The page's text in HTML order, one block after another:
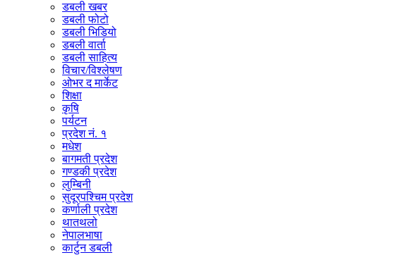
डबली खबर
डबली फोटो
डबली भिडियो
डबली वार्ता
डबली साहित्य
विचार/विश्‍लेषण
ओभर द मार्केट
शिक्षा
कृषि
पर्यटन
प्रदेश नं. १
मधेश
बागमती प्रदेश
गण्डकी प्रदेश
लुम्बिनी
सुदूरपश्चिम प्रदेश
कर्णाली प्रदेश
थातथलो
नेपालभाषा
कार्टुन डबली